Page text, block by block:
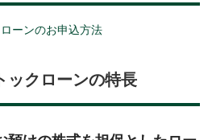
ーンのお申込方法
ックローンの特長